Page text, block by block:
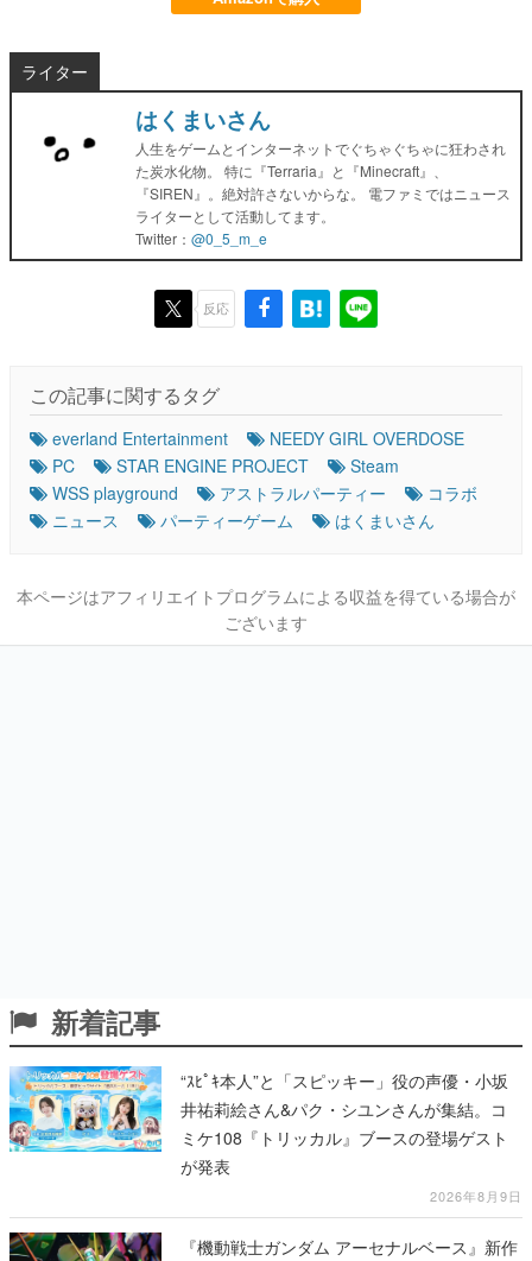
ライター
はくまいさん
人生をゲームとインターネットでぐちゃぐちゃに狂わされ
た炭水化物。 特に『Terraria』と『Minecraft』、
『SIREN』。絶対許さないからな。 電ファミではニュース
ライターとして活動してます。
Twitter： @0_5_m_e
反応
この記事に関するタグ
everland Entertainment
NEEDY GIRL OVERDOSE
PC
STAR ENGINE PROJECT
Steam
WSS playground
アストラルパーティー
コラボ
ニュース
パーティーゲーム はくまいさん
本ページはアフィリエイトプログラムによる収益を得ている場合が
ございます
新着記事
“ｽﾋﾟｷ本人”と「スピッキー」役の声優・小坂
井祐莉絵さん&パク・シユンさんが集結。コ
ミケ108『トリッカル』ブースの登場ゲスト
が発表
2026年8月9日
『機動戦士ガンダム アーセナルベース』新作